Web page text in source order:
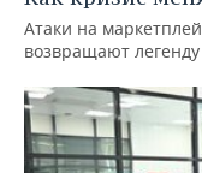
Атаки на
возвращают